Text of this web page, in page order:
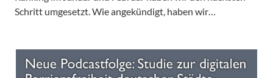
Schritt umgesetzt. Wie angekündigt, haben wir…